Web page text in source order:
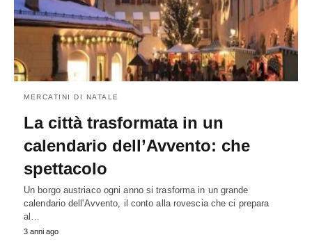
MERCATINI DI NATALE
La città trasformata in un
calendario dell’Avvento: che
spettacolo
Un borgo austriaco ogni anno si trasforma in un grande
calendario dell'Avvento, il conto alla rovescia che ci prepara
al…
3 anni ago